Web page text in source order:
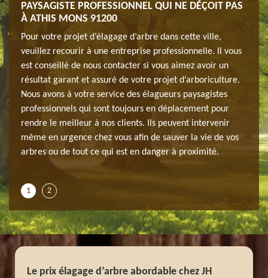
PAYSAGISTE PROFESSIONNEL QUI NE DÉÇOIT PAS
À ATHIS MONS 91200
Pour votre projet d’élagage d’arbre dans cette ville,
veuillez recourir à une entreprise professionnelle. Il vous
est conseillé de nous contacter si vous aimez avoir un
résultat garant et assuré de votre projet d’arboriculture.
Nous avons à votre service des élagueurs paysagistes
professionnels qui sont toujours en déplacement pour
rendre le meilleur à nos clients. Ils peuvent intervenir
même en urgence chez vous afin de sauver la vie de vos
arbres ou de tout ce qui est en danger à proximité.
la
1 2
Le prix élagage d’arbre abordable chez JH